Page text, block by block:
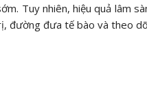
Tuy nhiên, hiệu quả lâm
đường đưa tế bào và theo